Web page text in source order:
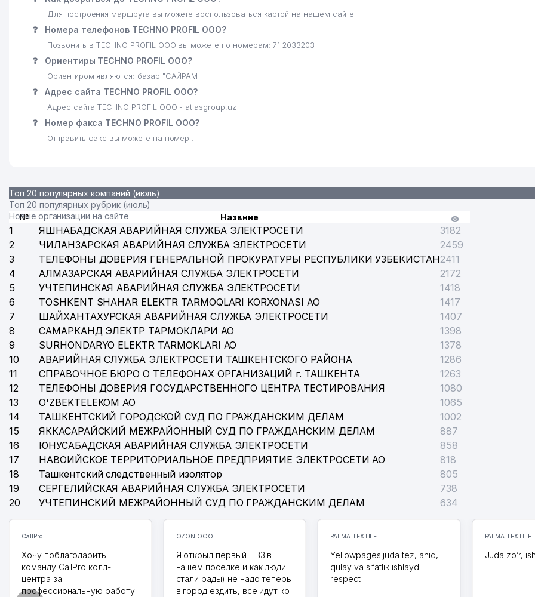
Для построения маршрута вы можете воспользоваться картой на нашем сайте
❓ Номера телефонов TECHNO PROFIL ООО?
Позвонить в TECHNO PROFIL ООО вы можете по номерам: 71 2033203
❓ Ориентиры TECHNO PROFIL ООО?
Ориентиром являются: базар "САЙРАМ
❓ Адрес сайта TECHNO PROFIL ООО?
Адрес сайта TECHNO PROFIL ООО - atlasgroup.uz
❓ Номер факса TECHNO PROFIL ООО?
Отправить факс вы можете на номер .
Топ 20 популярных компаний (июль)
Топ 20 популярных рубрик (июль)
Новые организации на сайте
№ Назвние
1 ЯШНАБАДСКАЯ АВАРИЙНАЯ СЛУЖБА ЭЛЕКТРОСЕТИ
3182
2
ЧИЛАНЗАРСКАЯ АВАРИЙНАЯ СЛУЖБА ЭЛЕКТРОСЕТИ
2459
3
ТЕЛЕФОНЫ ДОВЕРИЯ ГЕНЕРАЛЬНОЙ ПРОКУРАТУРЫ РЕСПУБЛИКИ УЗБЕКИСТАН2411
4
АЛМАЗАРСКАЯ АВАРИЙНАЯ СЛУЖБА ЭЛЕКТРОСЕТИ
2172
5
УЧТЕПИНСКАЯ АВАРИЙНАЯ СЛУЖБА ЭЛЕКТРОСЕТИ
1418
6
TOSHKENT SHAHAR ELEKTR TARMOQLARI KORXONASI АО
1417
7
ШАЙХАНТАХУРСКАЯ АВАРИЙНАЯ СЛУЖБА ЭЛЕКТРОСЕТИ
1407
8
САМАРКАНД ЭЛЕКТР ТАРМОКЛАРИ АО
1398
9
SURHONDARYO ELEKTR TARMOKLARI АО
1378
10
АВАРИЙНАЯ СЛУЖБА ЭЛЕКТРОСЕТИ ТАШКЕНТСКОГО РАЙОНА
1286
11
СПРАВОЧНОЕ БЮРО О ТЕЛЕФОНАХ ОРГАНИЗАЦИЙ г. ТАШКЕНТА
1263
12
ТЕЛЕФОНЫ ДОВЕРИЯ ГОСУДАРСТВЕННОГО ЦЕНТРА ТЕСТИРОВАНИЯ
1080
13
O'ZBEKTELEKOM АО
1065
14
ТАШКЕНТСКИЙ ГОРОДСКОЙ СУД ПО ГРАЖДАНСКИМ ДЕЛАМ
1002
15
ЯККАСАРАЙСКИЙ МЕЖРАЙОННЫЙ СУД ПО ГРАЖДАНСКИМ ДЕЛАМ
887
16
ЮНУСАБАДСКАЯ АВАРИЙНАЯ СЛУЖБА ЭЛЕКТРОСЕТИ
858
17
НАВОИЙСКОЕ ТЕРРИТОРИАЛЬНОЕ ПРЕДПРИЯТИЕ ЭЛЕКТРОСЕТИ АО
818
18
Ташкентский следственный изолятор
805
19
СЕРГЕЛИЙСКАЯ АВАРИЙНАЯ СЛУЖБА ЭЛЕКТРОСЕТИ
738
20
УЧТЕПИНСКИЙ МЕЖРАЙОННЫЙ СУД ПО ГРАЖДАНСКИМ ДЕЛАМ 634
CallPro
Хочу поблагодарить
команду CallPro колл-
центра за
профессиональную работу.
OZON ООО
Я открыл первый ПВЗ в
нашем поселке и как люди
стали рады) не надо теперь
в город ездить, все идут ко
PALMA TEXTILE
Yellowpages juda tez, aniq,
qulay va sifatlik ishlaydi.
respect
PALMA TEXTILE
Juda zo’r,